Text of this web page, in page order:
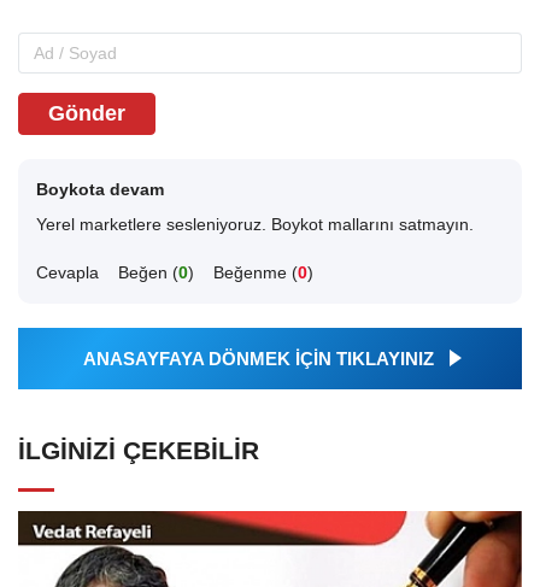
Gönder
Boykota devam
Yerel marketlere sesleniyoruz. Boykot mallarını satmayın.
Cevapla Beğen (0) Beğenme (0)
ANASAYFAYA DÖNMEK İÇİN TIKLAYINIZ
İLGINIZI ÇEKEBILIR